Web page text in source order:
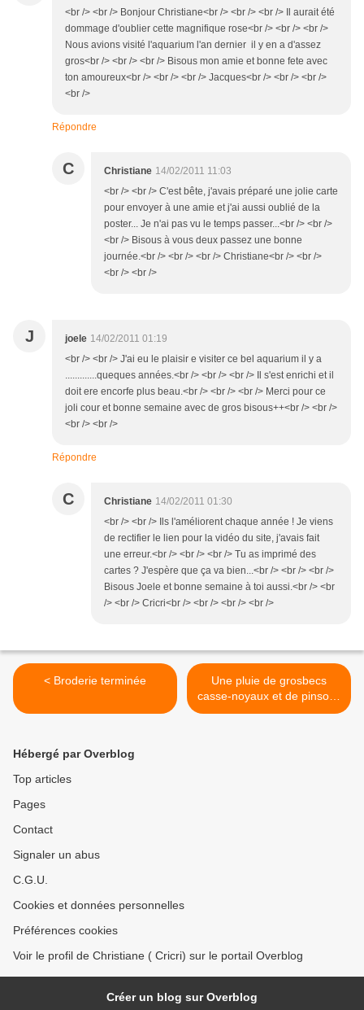
<br /> <br /> Bonjour Christiane<br /> <br /> <br /> Il aurait été
dommage d'oublier cette magnifique rose<br /> <br /> <br />
Nous avions visité l'aquarium l'an dernier il y en a d'assez
gros<br /> <br /> <br /> Bisous mon amie et bonne fete avec
ton amoureux<br /> <br /> <br /> Jacques<br /> <br /> <br />
<br />
Répondre
C Christiane 14/02/2011 11:03
<br /> <br /> C'est bête, j'avais préparé une jolie carte
pour envoyer à une amie et j'ai aussi oublié de la
poster... Je n'ai pas vu le temps passer...<br /> <br />
<br /> Bisous à vous deux passez une bonne
journée.<br /> <br /> <br /> Christiane<br /> <br />
<br /> <br />
J joele 14/02/2011 01:19
<br /> <br /> J'ai eu le plaisir e visiter ce bel aquarium il y a
.............queques années.<br /> <br /> <br /> Il s'est enrichi et il
doit ere encorfe plus beau.<br /> <br /> <br /> Merci pour ce
joli cour et bonne semaine avec de gros bisous++<br /> <br />
<br /> <br />
Répondre
C Christiane 14/02/2011 01:30
<br /> <br /> Ils l'améliorent chaque année ! Je viens
de rectifier le lien pour la vidéo du site, j'avais fait
une erreur.<br /> <br /> <br /> Tu as imprimé des
cartes ? J'espère que ça va bien...<br /> <br /> <br />
Bisous Joele et bonne semaine à toi aussi.<br /> <br
/> <br /> Cricri<br /> <br /> <br /> <br />
< Broderie terminée
Une pluie de grosbecs
casse-noyaux et de pinsons
du Nord >
Hébergé par Overblog
Top articles
Pages
Contact
Signaler un abus
C.G.U.
Cookies et données personnelles
Préférences cookies
Voir le profil de Christiane ( Cricri) sur le portail Overblog
Créer un blog sur Overblog